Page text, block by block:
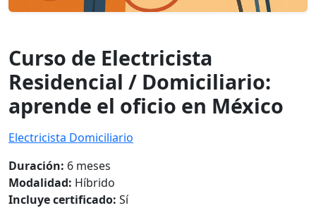
Curso de Electricista
Residencial / Domiciliario:
aprende el oficio en México
Electricista Domiciliario
Duración: 6 meses
Modalidad: Híbrido
Incluye certificado: Sí